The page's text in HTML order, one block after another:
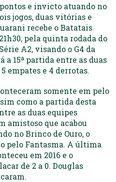
e invicto atuando no
jogos, duas vitórias e
recebe o Batatais
pela quinta rodada do
A2, visando o G4 da
a 15ª partida entre as duas
empates e 4 derrotas.
somente em pelo
como a partida desta
as duas equipes
amistoso que acabou
no Brinco de Ouro, o
pelo Fantasma. A última
em 2016 e o
de 2 a 0. Douglas